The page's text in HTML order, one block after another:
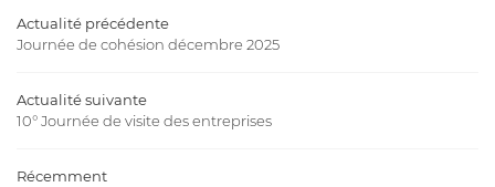
images
Actualités
Actualité précédente
Journée de cohésion décembre 2025
Actualité suivante
10° Journée de visite des entreprises
Récemment